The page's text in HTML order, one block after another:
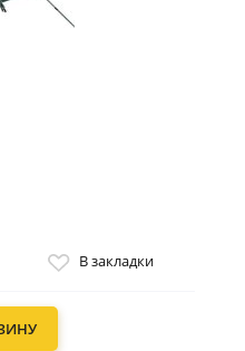
В закладки